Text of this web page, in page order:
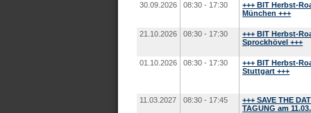
30.09.2026 08:30 - 17:30
+++ BIT Herbst-
München +++
21.10.2026 08:30 - 17:30
+++ BIT Herbst-
Sprockhövel +++
01.10.2026 08:30 - 17:30
+++ BIT Herbst-
Stuttgart +++
11.03.2027 08:30 - 17:45
+++ SAVE THE
TAGUNG am